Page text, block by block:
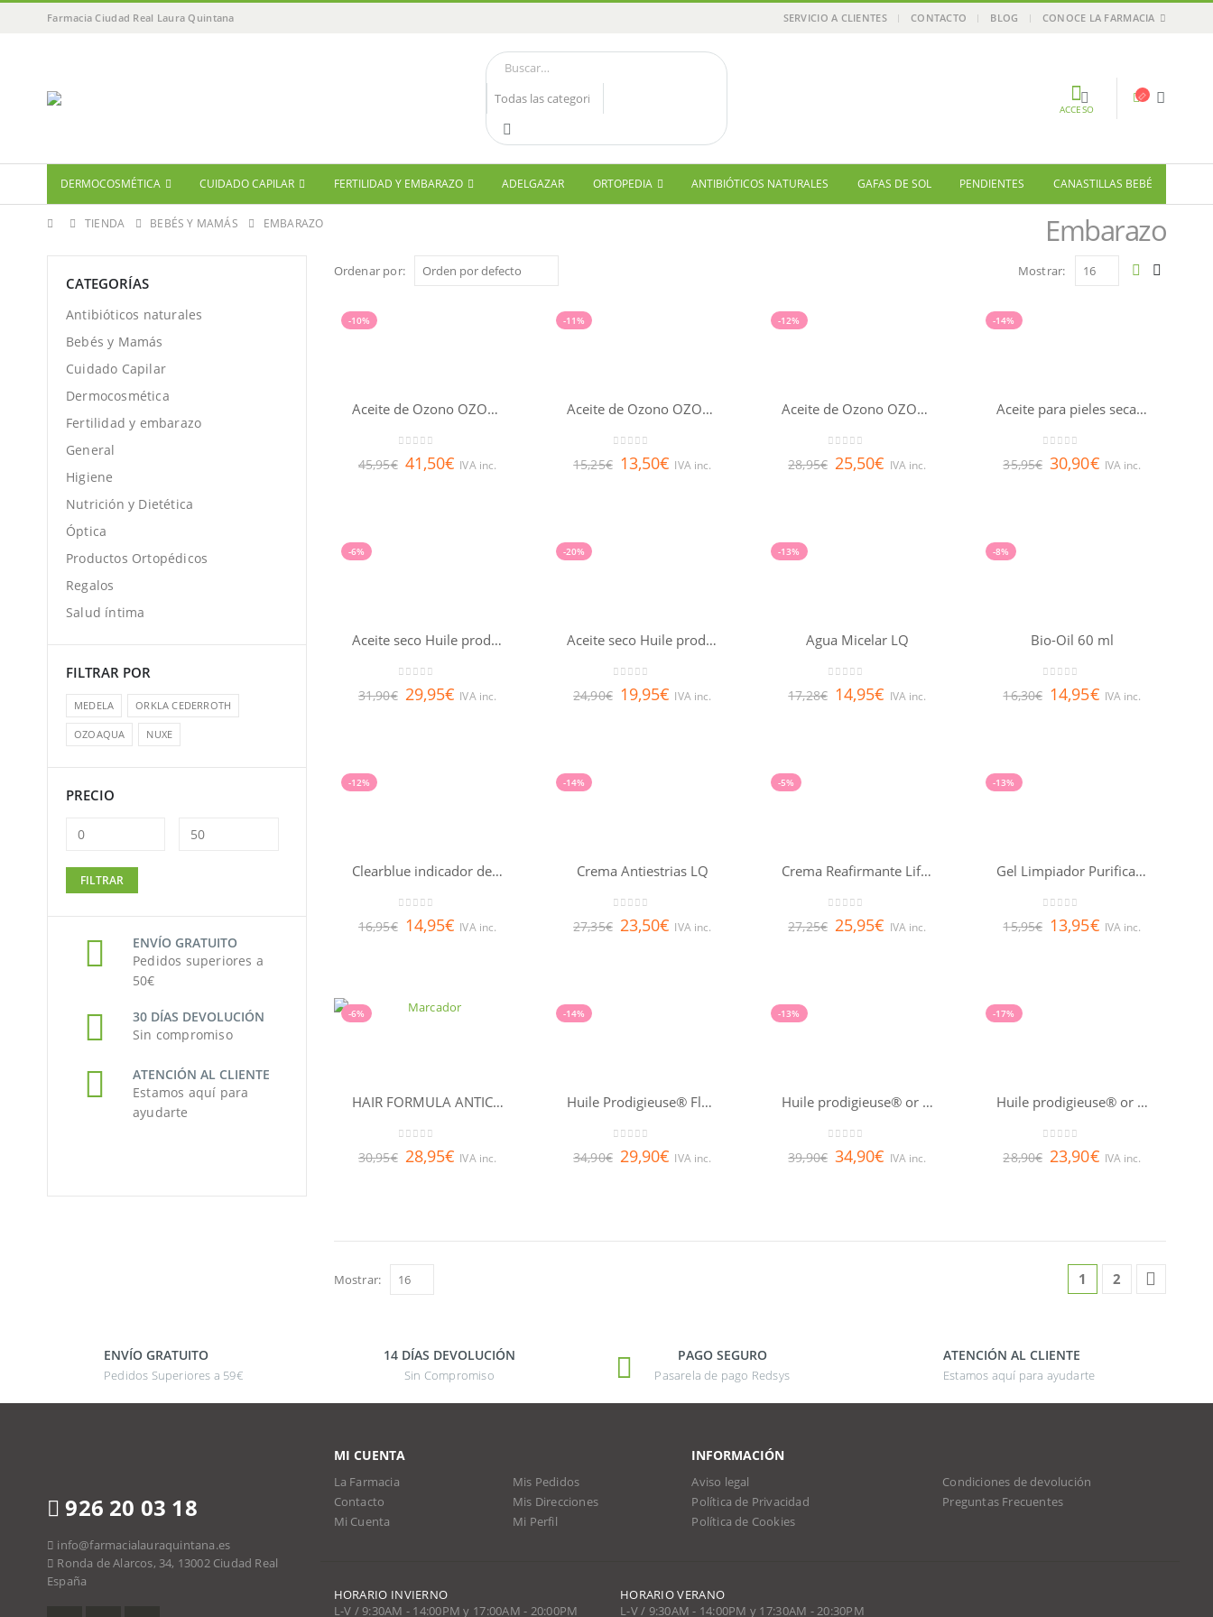
Farmacia Ciudad Real Laura Quintana SERVICIO A CLIENTES CONTACTO BLOG CONOCE LA FARMACIA
ACCESO
DERMOCOSMÉTICA CUIDADO CAPILAR FERTILIDAD Y EMBARAZO ADELGAZAR ORTOPEDIA ANTIBIÓTICOS NATURALES GAFAS DE SOL PENDIENTES CANASTILLAS BEBÉ
Embarazo
TIENDA BEBÉS Y MAMÁS EMBARAZO
Ordenar por: Mostrar:
-10%
Aceite de Ozono OZOAQUA 100 ml
out of 5
45,95€ 41,50€ IVA inc.
-11%
Aceite de Ozono OZOAQUA 15 ml
out of 5
15,25€ 13,50€ IVA inc.
-12%
Aceite de Ozono OZOAQUA 50 ml
out of 5
28,95€ 25,50€ IVA inc.
-14%
Aceite para pieles secas Huile prodigieuse® riche NUXE 100ml
out of 5
35,95€ 30,90€ IVA inc.
-6%
Aceite seco Huile prodigieuse® NUXE 100ml
out of 5
31,90€ 29,95€ IVA inc.
-20%
Aceite seco Huile prodigieuse® NUXE 50ml
out of 5
24,90€ 19,95€ IVA inc.
-13%
Agua Micelar LQ
out of 5
17,28€ 14,95€ IVA inc.
-8%
Bio-Oil 60 ml
out of 5
16,30€ 14,95€ IVA inc.
-12%
Clearblue indicador de semanas
out of 5
16,95€ 14,95€ IVA inc.
-14%
Crema Antiestrias LQ
out of 5
27,35€ 23,50€ IVA inc.
-5%
Crema Reafirmante Lifting LQ
out of 5
27,25€ 25,95€ IVA inc.
-13%
Gel Limpiador Purificante LQ
out of 5
15,95€ 13,95€ IVA inc.
-6%
HAIR FORMULA ANTICAIDA 120 CAPS
out of 5
30,95€ 28,95€ IVA inc.
-14%
Huile Prodigieuse® Florale NUXE 100ml
out of 5
34,90€ 29,90€ IVA inc.
-13%
Huile prodigieuse® or NUXE 100ml
out of 5
39,90€ 34,90€ IVA inc.
-17%
Huile prodigieuse® or NUXE 50ml
out of 5
28,90€ 23,90€ IVA inc.
Mostrar: 1 2
CATEGORÍAS
Antibióticos naturales
Bebés y Mamás
Cuidado Capilar
Dermocosmética
Fertilidad y embarazo
General
Higiene
Nutrición y Dietética
Óptica
Productos Ortopédicos
Regalos
Salud íntima
FILTRAR POR
MEDELA ORKLA CEDERROTH
OZOAQUA NUXE
PRECIO
mínimo
máximo
FILTRAR
ENVÍO GRATUITO
Pedidos superiores a
50€
30 DÍAS DEVOLUCIÓN
Sin compromiso
ATENCIÓN AL CLIENTE
Estamos aquí para
ayudarte
ENVÍO GRATUITO
Pedidos Superiores a 59€
14 DÍAS DEVOLUCIÓN
Sin Compromiso
PAGO SEGURO
Pasarela de pago Redsys
ATENCIÓN AL CLIENTE
Estamos aquí para ayudarte
926 20 03 18
info@farmacialauraquintana.es
Ronda de Alarcos, 34, 13002 Ciudad Real
España
MI CUENTA
La Farmacia
Contacto
Mi Cuenta
Mis Pedidos
Mis Direcciones
Mi Perfil
INFORMACIÓN
Aviso legal
Política de Privacidad
Política de Cookies
Condiciones de devolución
Preguntas Frecuentes
HORARIO INVIERNO
L-V / 9:30AM - 14:00PM y 17:00AM - 20:00PM
HORARIO VERANO
L-V / 9:30AM - 14:00PM y 17:30AM - 20:30PM